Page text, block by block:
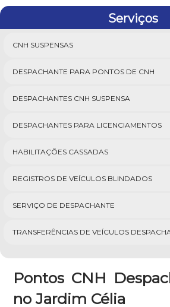
Serviços
CNH SUSPENSAS
DESPACHANTE PARA PONTOS DE CNH
DESPACHANTES CNH SUSPENSA
DESPACHANTES PARA LICENCIAMENTOS
HABILITAÇÕES CASSADAS
REGISTROS DE VEÍCULOS BLINDADOS
SERVIÇO DE DESPACHANTE
TRANSFERÊNCIAS DE VEÍCULOS
Pontos CNH
no Jardim Célia